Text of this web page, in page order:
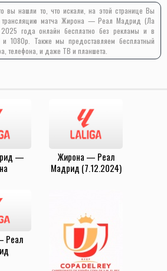
вы нашли то, что искали, на этой странице Вы
трансляцию матча Жирона — Реал Мадрид (Ла
года онлайн бесплатно без рекламы и в
1080p. Также мы предоставляем бесплатный
телефона, и даже ТВ и планшета.
—
Жирона — Реал
Мадрид (7.12.2024)
Реал